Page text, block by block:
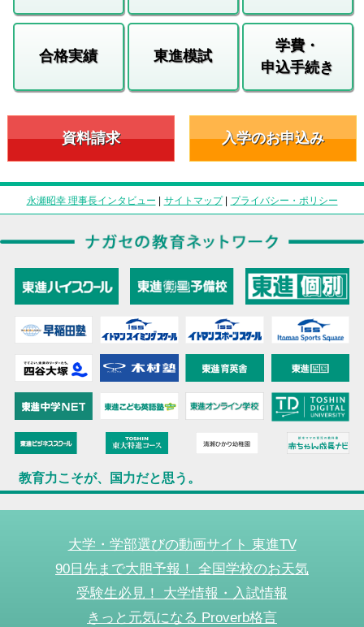
合格実績 東進模試
学費・
申込手続き
資料請求 入学のお申込み
永瀬昭幸 理事長インタビュー | サイトマップ| プライバシー・ポリシー
教育力こそが、国力だと思う。
大学・学部選びの動画サイト 東進TV
90日先まで大胆予報！ 全国学校のお天気
受験生必見！ 大学情報・入試情報
きっと元気になる Proverb格言